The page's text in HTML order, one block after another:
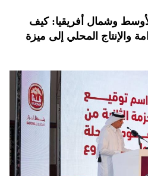
وشمال أفريقيا: كيف
والإنتاج المحلي إلى ميزة